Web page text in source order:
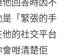
「緊張的手
的社交平台
咁清楚佢